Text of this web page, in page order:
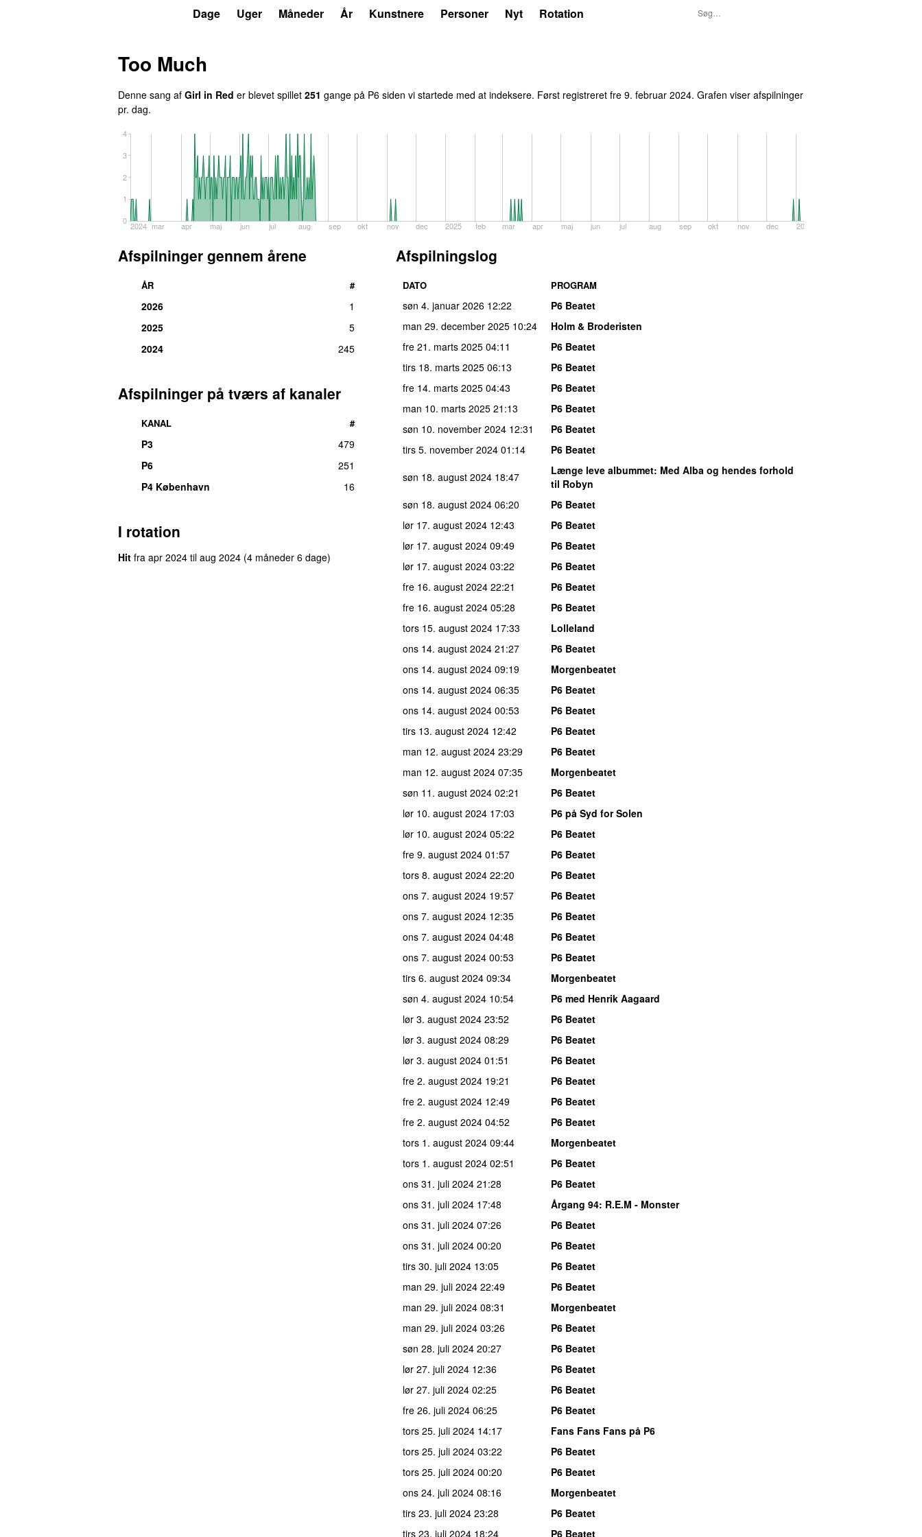
Dage Uger Måneder År Kunstnere Personer Nyt Rotation
Too Much
Denne sang af Girl in Red er blevet spillet 251 gange på P6 siden vi startede med at indeksere. Først registreret fre 9. februar 2024. Grafen viser afspilninger
pr. dag.
2024 mar apr maj jun jul aug sep okt nov dec 2025 feb mar apr maj jun jul aug sep okt nov dec 2026
0
1
2
3
4
Afspilninger gennem årene
ÅR #
2026
1
2025
5
2024
245
Afspilninger på tværs af kanaler
KANAL #
P3
479
P6
251
P4 København
16
I rotation
Hit fra apr 2024 til aug 2024 (4 måneder 6 dage)
Afspilningslog
DATO PROGRAM
søn 4. januar 2026 12:22
P6 Beatet
man 29. december 2025 10:24
Holm & Broderisten
fre 21. marts 2025 04:11
P6 Beatet
tirs 18. marts 2025 06:13
P6 Beatet
fre 14. marts 2025 04:43
P6 Beatet
man 10. marts 2025 21:13
P6 Beatet
søn 10. november 2024 12:31
P6 Beatet
tirs 5. november 2024 01:14
P6 Beatet
søn 18. august 2024 18:47 Længe leve albummet: Med Alba og hendes forhold
til Robyn
søn 18. august 2024 06:20
P6 Beatet
lør 17. august 2024 12:43
P6 Beatet
lør 17. august 2024 09:49
P6 Beatet
lør 17. august 2024 03:22
P6 Beatet
fre 16. august 2024 22:21
P6 Beatet
fre 16. august 2024 05:28
P6 Beatet
tors 15. august 2024 17:33
Lolleland
ons 14. august 2024 21:27
P6 Beatet
ons 14. august 2024 09:19
Morgenbeatet
ons 14. august 2024 06:35
P6 Beatet
ons 14. august 2024 00:53
P6 Beatet
tirs 13. august 2024 12:42
P6 Beatet
man 12. august 2024 23:29
P6 Beatet
man 12. august 2024 07:35
Morgenbeatet
søn 11. august 2024 02:21
P6 Beatet
lør 10. august 2024 17:03
P6 på Syd for Solen
lør 10. august 2024 05:22
P6 Beatet
fre 9. august 2024 01:57
P6 Beatet
tors 8. august 2024 22:20
P6 Beatet
ons 7. august 2024 19:57
P6 Beatet
ons 7. august 2024 12:35
P6 Beatet
ons 7. august 2024 04:48
P6 Beatet
ons 7. august 2024 00:53
P6 Beatet
tirs 6. august 2024 09:34
Morgenbeatet
søn 4. august 2024 10:54
P6 med Henrik Aagaard
lør 3. august 2024 23:52
P6 Beatet
lør 3. august 2024 08:29
P6 Beatet
lør 3. august 2024 01:51
P6 Beatet
fre 2. august 2024 19:21
P6 Beatet
fre 2. august 2024 12:49
P6 Beatet
fre 2. august 2024 04:52
P6 Beatet
tors 1. august 2024 09:44
Morgenbeatet
tors 1. august 2024 02:51
P6 Beatet
ons 31. juli 2024 21:28
P6 Beatet
ons 31. juli 2024 17:48 Årgang 94: R.E.M - Monster
ons 31. juli 2024 07:26
P6 Beatet
ons 31. juli 2024 00:20
P6 Beatet
tirs 30. juli 2024 13:05
P6 Beatet
man 29. juli 2024 22:49
P6 Beatet
man 29. juli 2024 08:31
Morgenbeatet
man 29. juli 2024 03:26
P6 Beatet
søn 28. juli 2024 20:27
P6 Beatet
lør 27. juli 2024 12:36
P6 Beatet
lør 27. juli 2024 02:25
P6 Beatet
fre 26. juli 2024 06:25
P6 Beatet
tors 25. juli 2024 14:17
Fans Fans Fans på P6
tors 25. juli 2024 03:22
P6 Beatet
tors 25. juli 2024 00:20
P6 Beatet
ons 24. juli 2024 08:16
Morgenbeatet
tirs 23. juli 2024 23:28
P6 Beatet
tirs 23. juli 2024 18:24
P6 Beatet